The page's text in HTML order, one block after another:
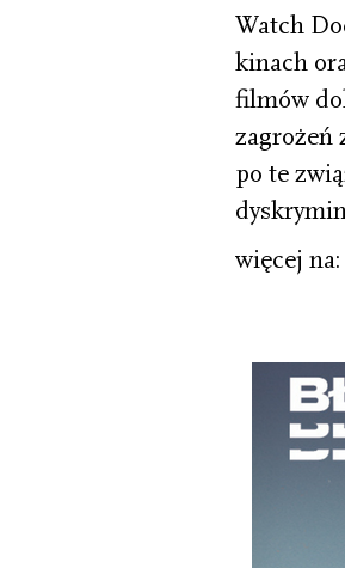
Watch
kinach
filmów
zagrożeń
po te
więcej na: